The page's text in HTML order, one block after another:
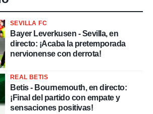
SEVILLA FC
Bayer Leverkusen - Sevilla, en
directo: ¡Acaba la pretemporada
nervionense con derrota!
REAL BETIS
Betis - Bournemouth, en directo:
¡Final del partido con empate y
sensaciones positivas!